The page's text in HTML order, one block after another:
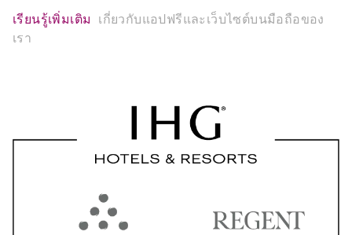
เรียนรู้เพิ่มเติม
เกี่ยวกับแอปฟรีและเว็บไซต์บนมือถือของ
เรา